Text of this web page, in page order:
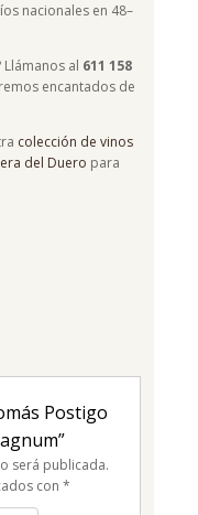
nacionales en 48–
al 611 158
encantados de
colección de vinos
del Duero para
Postigo
será publicada.
con *